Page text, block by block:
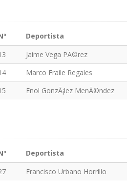
Deportista
Jaime Vega PÃ©rez
Marco Fraile Regales
Enol GonzÃ¡lez MenÃ©ndez
Deportista
Francisco Urbano Horrillo